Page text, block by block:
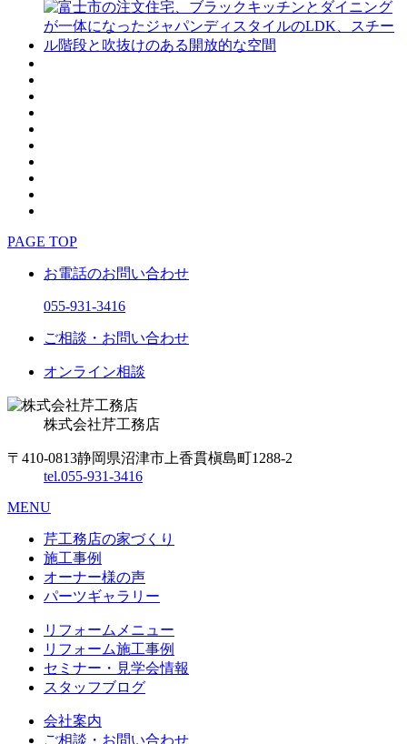
PAGE TOP
お電話のお問い合わせ
055-931-3416
ご相談・お問い合わせ
オンライン相談
株式会社芹工務店
〒410-0813静岡県沼津市上香貫槇島町1288-2
tel.055-931-3416
MENU
芹工務店の家づくり
施工事例
オーナー様の声
パーツギャラリー
リフォームメニュー
リフォーム施工事例
セミナー・見学会情報
スタッフブログ
会社案内
ご相談・お問い合わせ